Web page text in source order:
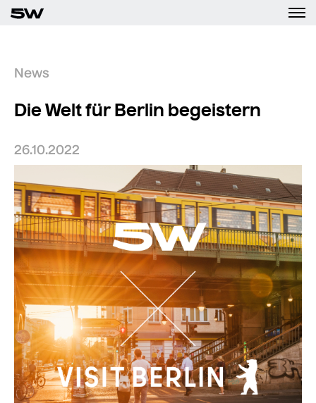
News
Die Welt für Berlin begeistern
26.10.2022